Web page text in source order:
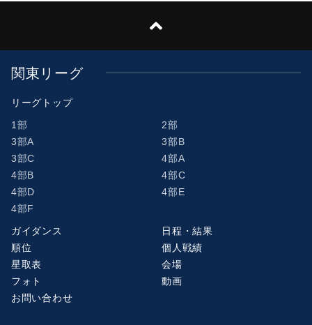
関東リーグ
リーグトップ
1部
2部
3部A
3部B
3部C
4部A
4部B
4部C
4部D
4部E
4部F
ガイダンス
日程・結果
順位
個人戦績
星取表
会場
フォト
動画
お問い合わせ